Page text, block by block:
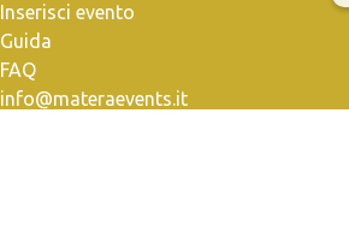
Inserisci evento
Guida
FAQ
info@materaevents.it